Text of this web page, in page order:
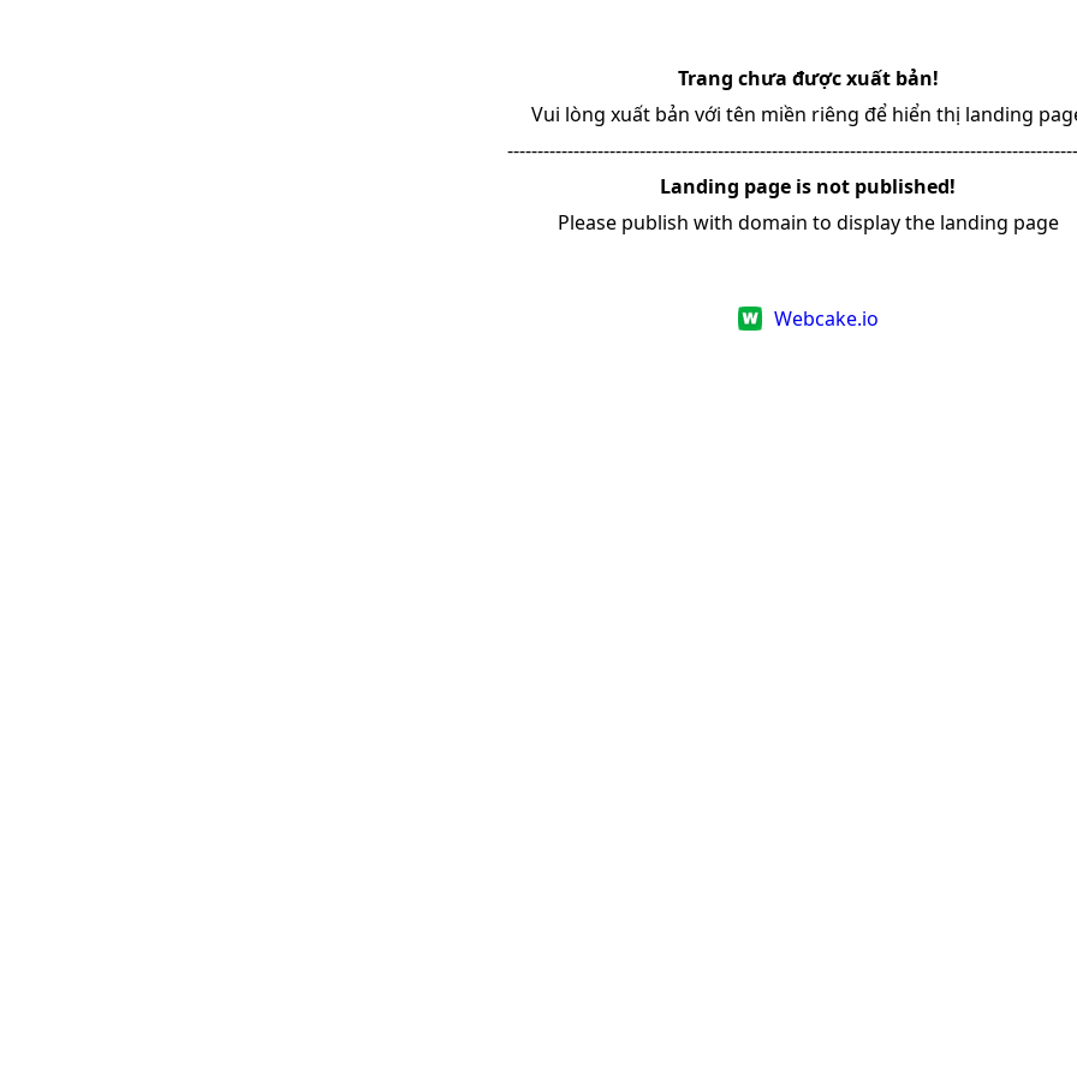
Trang chưa được xuất bản!
Vui lòng xuất bản với tên miền riêng để hiển thị landing
Landing page is not published!
Please publish with domain to display the landing page
Webcake.io